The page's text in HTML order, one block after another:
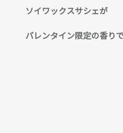
ソイワックスサシェが
バレンタイン限定の香り